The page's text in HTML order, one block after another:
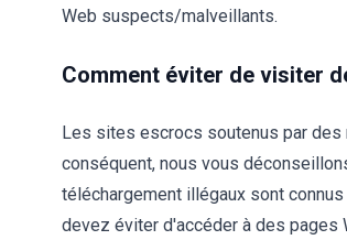
Web suspects/malveillants.
Comment éviter de visiter
Les sites escrocs soutenus par
conséquent, nous vous
téléchargement illégaux sont
devez éviter d'accéder à des